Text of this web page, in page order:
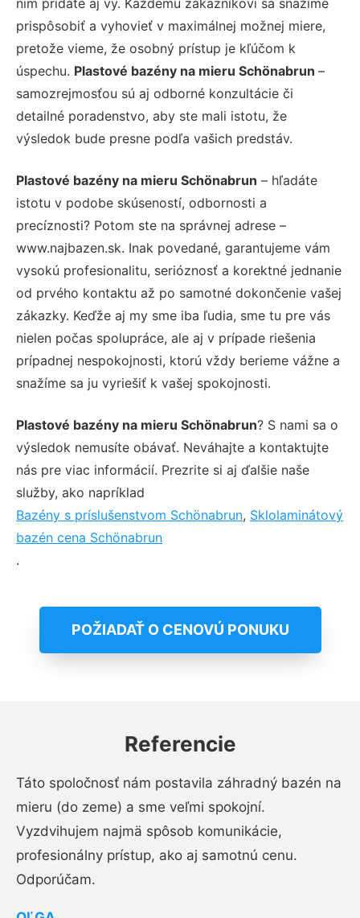
nim pridáte aj vy. Každému zákazníkovi sa snažíme
prispôsobiť a vyhovieť v maximálnej možnej miere,
pretože vieme, že osobný prístup je kľúčom k
úspechu. Plastové bazény na mieru Schönabrun –
samozrejmosťou sú aj odborné konzultácie či
detailné poradenstvo, aby ste mali istotu, že
výsledok bude presne podľa vašich predstáv.
Plastové bazény na mieru Schönabrun – hľadáte
istotu v podobe skúseností, odbornosti a
precíznosti? Potom ste na správnej adrese –
www.najbazen.sk. Inak povedané, garantujeme vám
vysokú profesionalitu, serióznosť a korektné jednanie
od prvého kontaktu až po samotné dokončenie vašej
zákazky. Keďže aj my sme iba ľudia, sme tu pre vás
nielen počas spolupráce, ale aj v prípade riešenia
prípadnej nespokojnosti, ktorú vždy berieme vážne a
snažíme sa ju vyriešiť k vašej spokojnosti.
Plastové bazény na mieru Schönabrun? S nami sa o
výsledok nemusíte obávať. Neváhajte a kontaktujte
nás pre viac informácií. Prezrite si aj ďalšie naše
služby, ako napríklad
Bazény s príslušenstvom Schönabrun, Sklolaminátový
bazén cena Schönabrun
.
POŽIADAŤ O CENOVÚ PONUKU
Referencie
Táto spoločnosť nám postavila záhradný bazén na
mieru (do zeme) a sme veľmi spokojní.
Vyzdvihujem najmä spôsob komunikácie,
profesionálny prístup, ako aj samotnú cenu.
Odporúčam.